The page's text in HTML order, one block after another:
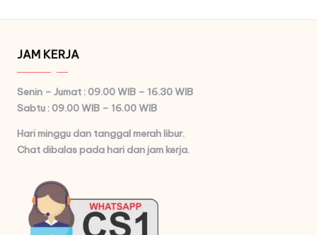
JAM KERJA
Senin – Jumat : 09.00 WIB – 16.30 WIB
Sabtu : 09.00 WIB – 16.00 WIB
Hari minggu dan tanggal merah libur.
Chat dibalas pada hari dan jam kerja.